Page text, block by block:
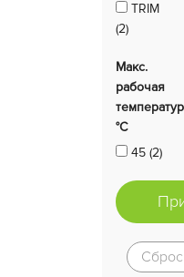
TRIM
(2)
Макс.
рабочая
°C
45 (2)